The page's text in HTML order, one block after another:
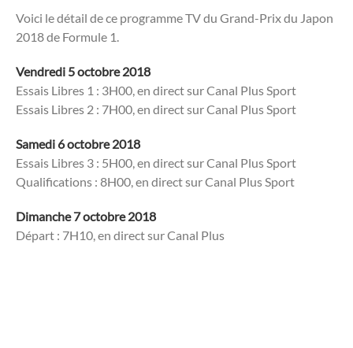
Voici le détail de ce programme TV du Grand-Prix du Japon
2018 de Formule 1.
Vendredi 5 octobre 2018
Essais Libres 1 : 3H00, en direct sur Canal Plus Sport
Essais Libres 2 : 7H00, en direct sur Canal Plus Sport
Samedi 6 octobre 2018
Essais Libres 3 : 5H00, en direct sur Canal Plus Sport
Qualifications : 8H00, en direct sur Canal Plus Sport
Dimanche 7 octobre 2018
Départ : 7H10, en direct sur Canal Plus